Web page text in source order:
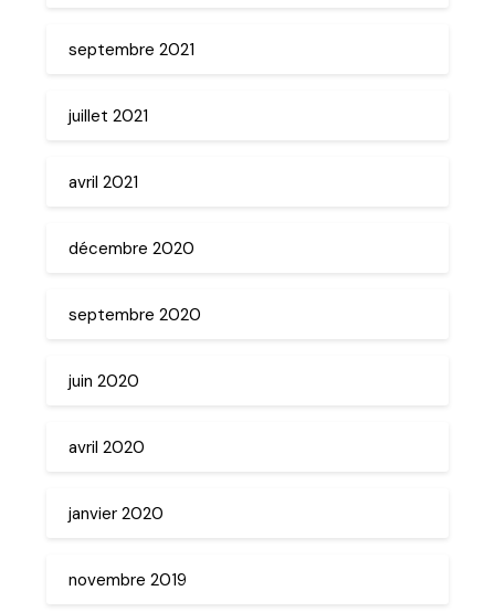
septembre 2021
juillet 2021
avril 2021
décembre 2020
septembre 2020
juin 2020
avril 2020
janvier 2020
novembre 2019